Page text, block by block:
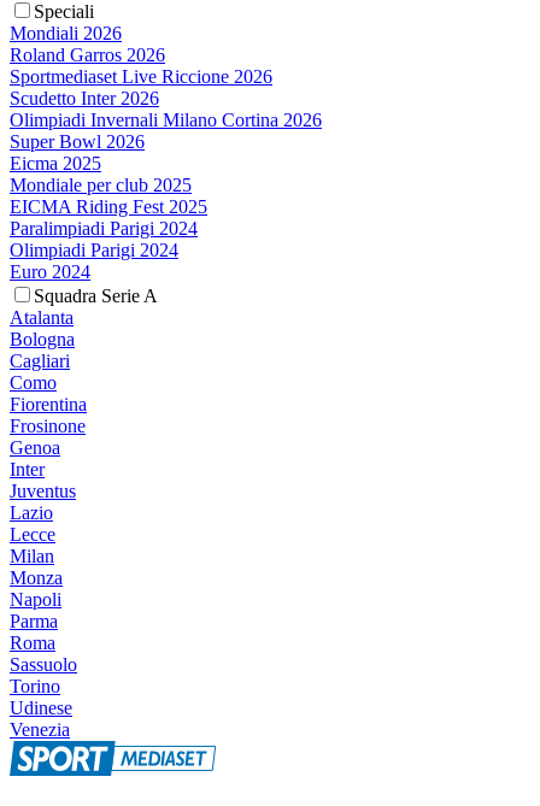
Speciali
Mondiali 2026
Roland Garros 2026
Sportmediaset Live Riccione 2026
Scudetto Inter 2026
Olimpiadi Invernali Milano Cortina 2026
Super Bowl 2026
Eicma 2025
Mondiale per club 2025
EICMA Riding Fest 2025
Paralimpiadi Parigi 2024
Olimpiadi Parigi 2024
Euro 2024
Squadra Serie A
Atalanta
Bologna
Cagliari
Como
Fiorentina
Frosinone
Genoa
Inter
Juventus
Lazio
Lecce
Milan
Monza
Napoli
Parma
Roma
Sassuolo
Torino
Udinese
Venezia